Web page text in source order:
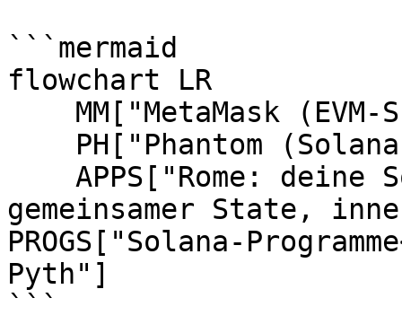
```mermaid
flowchart LR
gemeinsamer State,
PROGS["Solana-
Pyth"]
```